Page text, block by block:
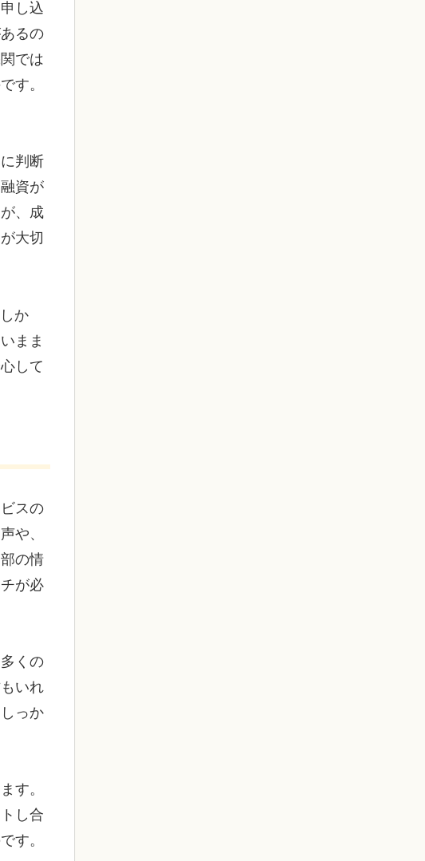
し込
るの
では
す。
判断
資が
、成
大切
か
まま
して
スの
や、
の情
が必
くの
いれ
っか
す。
し合
す。